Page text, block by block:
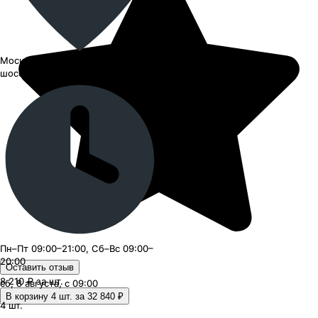
Оставить отзыв
8 210 ₽за шт.
В корзину 4 шт. за 32 840 ₽
Москва, СВАО, Ярославское
шоссе, 27
Пн–Пт 09:00–21:00, Сб–Вс 09:00–
20:00
сб, 8 августа, с 09:00
4шт.